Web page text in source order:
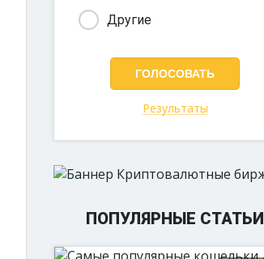
Другие
Результаты
ПОПУЛЯРНЫЕ СТАТЬИ